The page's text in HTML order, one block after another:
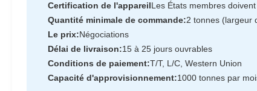
Certification de l'appareilLes États membres
Quantité minimale de commande:2 tonnes (largeur
Le prix:Négociations
Délai de livraison:15 à 25 jours ouvrables
Conditions de paiement:T/T, L/C, Western Union
Capacité d'approvisionnement:1000 tonnes par